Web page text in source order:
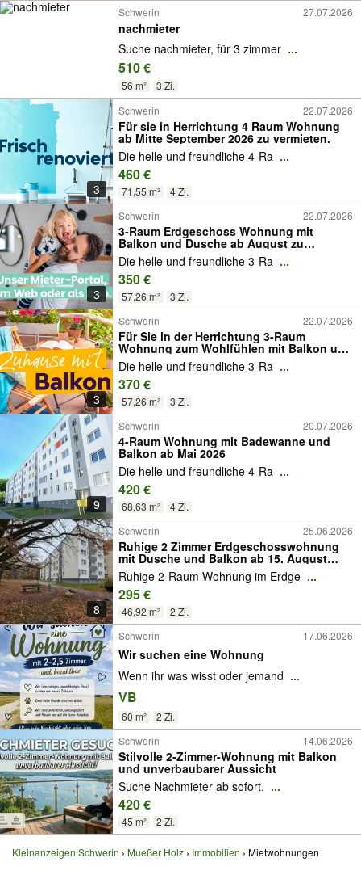
Schwerin
27.07.2026
nachmieter
Suche nachmieter, für 3 zimmer ...
510 €
56 m² 3 Zi.
3
Schwerin 22.07.2026
Für sie in Herrichtung 4 Raum Wohnung
ab Mitte September 2026 zu vermieten.
Die helle und freundliche 4-Ra ...
460 €
71,55 m² 4 Zi.
3
Schwerin 22.07.2026
3-Raum Erdgeschoss Wohnung mit
Balkon und Dusche ab August zu
vermieten.
Die helle und freundliche 3-Ra ...
350 €
57,26 m² 3 Zi.
3
Schwerin 22.07.2026
Für Sie in der Herrichtung 3-Raum
Wohnung zum Wohlfühlen mit Balkon und
Badewanne ab September 2026
Die helle und freundliche 3-Ra ...
370 €
57,26 m² 3 Zi.
9
Schwerin 20.07.2026
4-Raum Wohnung mit Badewanne und
Balkon ab Mai 2026
Die helle und freundliche 4-Ra ...
420 €
68,63 m² 4 Zi.
8
Schwerin 25.06.2026
Ruhige 2 Zimmer Erdgeschosswohnung
mit Dusche und Balkon ab 15. August
2026
Ruhige 2-Raum Wohnung im Erdge ...
295 €
46,92 m²
2 Zi.
Schwerin
17.06.2026
Wir suchen eine Wohnung
Wenn ihr was wisst oder jemand ...
VB
60 m²
2 Zi.
Schwerin
14.06.2026
Stilvolle 2-Zimmer-Wohnung mit Balkon
und unverbaubarer Aussicht
Suche Nachmieter ab sofort. ...
420 €
45 m² 2 Zi.
Kleinanzeigen Schwerin Mueßer Holz Immobilien Mietwohnungen